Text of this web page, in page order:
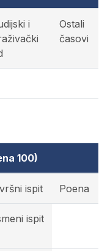
i
Ostali
časovi
100)
ispit Poena
ispit